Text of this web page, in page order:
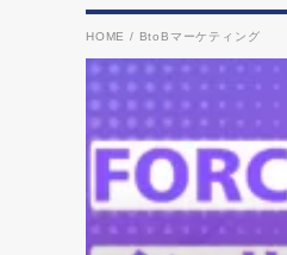
HOME / BtoBマーケティング